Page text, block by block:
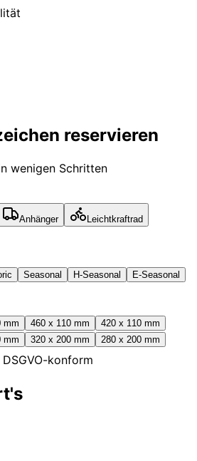
reservieren
wenigen Schritten
Anhänger Leichtkraftrad
Seasonal H-Seasonal
E-Seasonal
mm 460 x 110 mm
420 x 110 mm
mm 320 x 200 mm 280 x 200 mm
konform